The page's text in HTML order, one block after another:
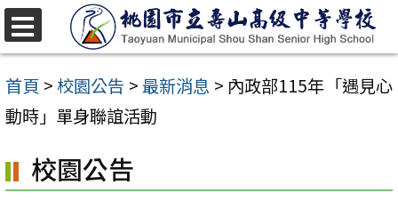
跳
至
主
要
容
區
首頁 >校園公告 >最新消息 > 內政部115年「遇見心
動時」單身聯誼活動
校園公告
選
單